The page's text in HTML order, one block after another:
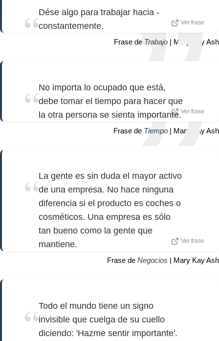
Dése algo para trabajar hacia -
constantemente.
Ver frase
Frase de Trabajo | Mary Kay Ash
No importa lo ocupado que está,
debe tomar el tiempo para hacer que
la otra persona se sienta importante.Ver frase
Frase de Tiempo | Mary Kay Ash
La gente es sin duda el mayor activo
de una empresa. No hace ninguna
diferencia si el producto es coches o
cosméticos. Una empresa es sólo
tan bueno como la gente que
mantiene.
Ver frase
Frase de Negocios | Mary Kay Ash
Todo el mundo tiene un signo
invisible que cuelga de su cuello
diciendo: 'Hazme sentir importante'.